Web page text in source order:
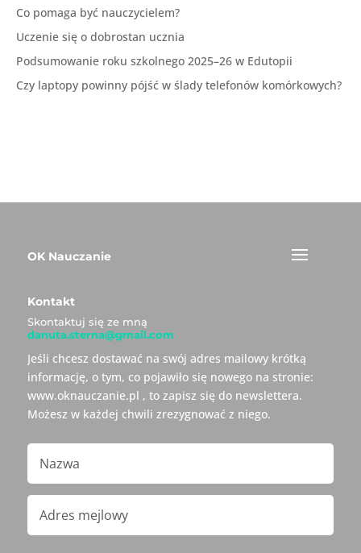
Co pomaga być nauczycielem?
Uczenie się o dobrostan ucznia
Podsumowanie roku szkolnego 2025–26 w Edutopii
Czy laptopy powinny pójść w ślady telefonów komórkowych?
OK Nauczanie
Kontakt
Skontaktuj się ze mną
danuta.sterna@gmail.com
Jeśli chcesz dostawać na swój adres mailowy krótką
informację, o tym, co pojawiło się nowego na stronie:
www.oknauczanie.pl , to zapisz się do newslettera.
Możesz w każdej chwili zrezygnować z niego.